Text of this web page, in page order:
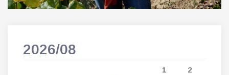
2026/08
1 2